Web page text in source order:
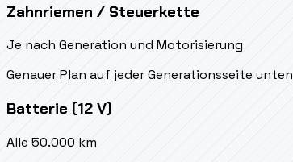
Zahnriemen / Steuerkette
Je nach Generation und Motorisierung
Genauer Plan auf jeder Generationsseite unten
Batterie (12 V)
Alle 50.000 km